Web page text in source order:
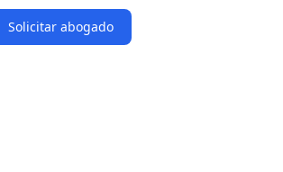
Solicitar abogado